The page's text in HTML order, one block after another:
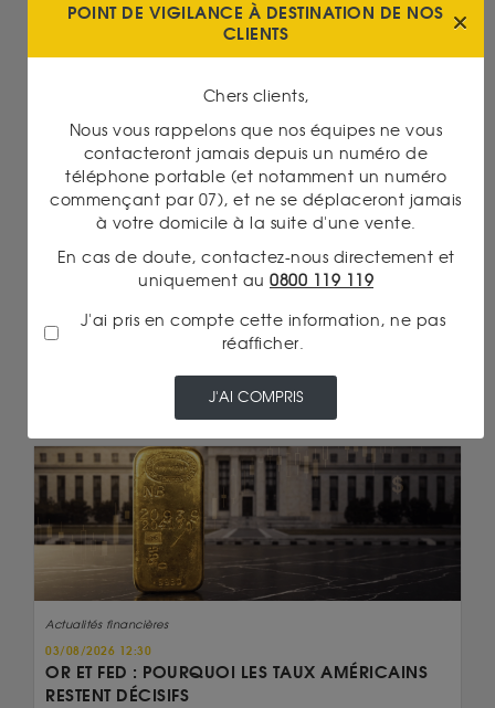
POURQUOI LES BANQUES CENTRALES ACHÈTENT
ENCORE DE L’OR EN 2026
Lire la suite
Actualités financières
03/08/2026 12:30
OR ET FED : POURQUOI LES TAUX AMÉRICAINS
RESTENT DÉCISIFS
POINT DE VIGILANCE À DESTINATION DE NOS
CLIENTS
Chers clients,
Nous vous rappelons que nos équipes ne vous
contacteront jamais depuis un numéro de
téléphone portable (et notamment un numéro
commençant par 07), et ne se déplaceront jamais
à votre domicile à la suite d'une vente.
En cas de doute, contactez-nous directement et
uniquement au 0800 119 119
J'ai pris en compte cette information, ne pas
réafficher.
J'AI COMPRIS